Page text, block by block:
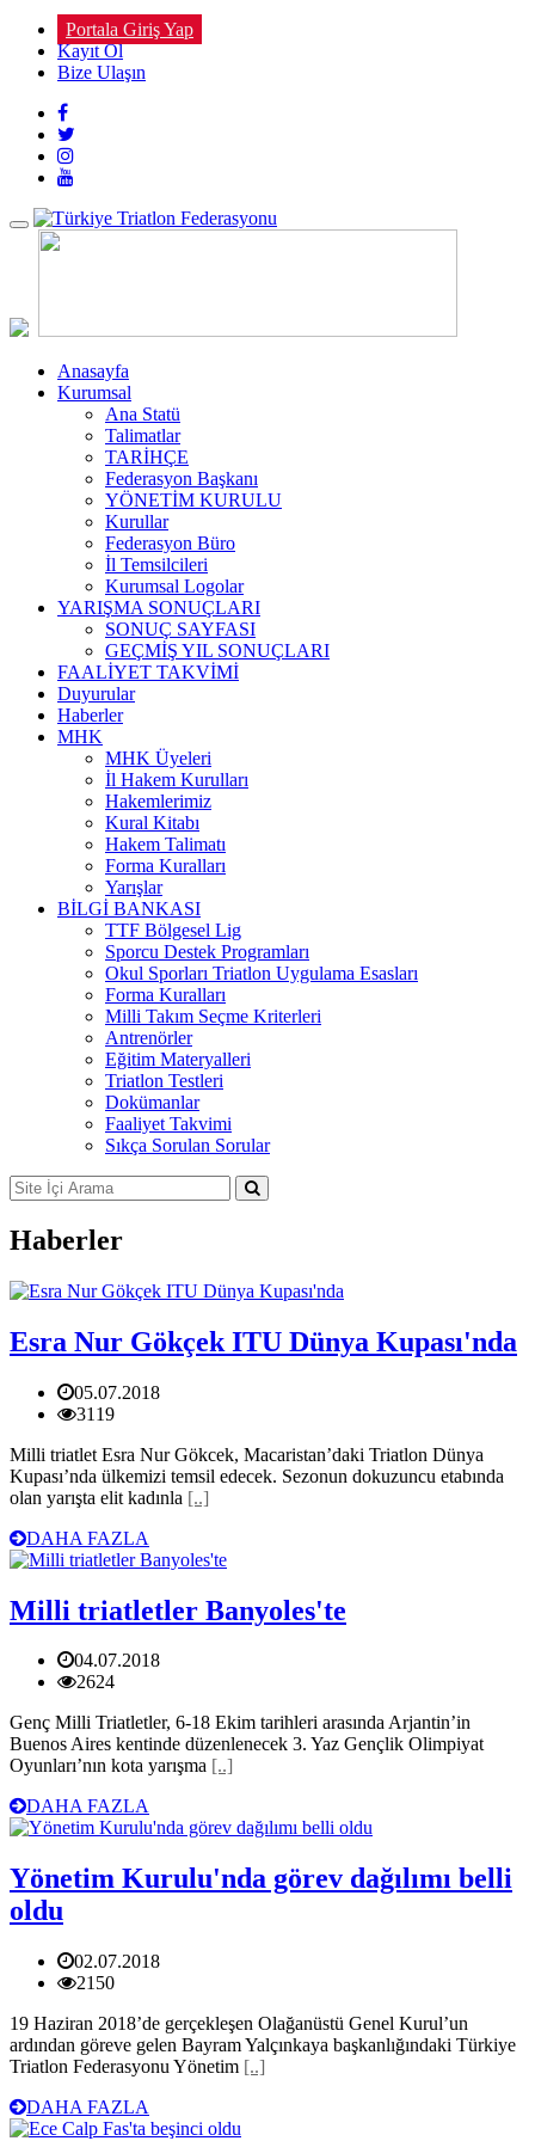
Portala Giriş Yap
Kayıt Ol
Bize Ulaşın
Toggle
navigation
Anasayfa
Kurumsal
Ana Statü
Talimatlar
TARİHÇE
Federasyon Başkanı
YÖNETİM KURULU
Kurullar
Federasyon Büro
İl Temsilcileri
Kurumsal Logolar
YARIŞMA SONUÇLARI
SONUÇ SAYFASI
GEÇMİŞ YIL SONUÇLARI
FAALİYET TAKVİMİ
Duyurular
Haberler
MHK
MHK Üyeleri
İl Hakem Kurulları
Hakemlerimiz
Kural Kitabı
Hakem Talimatı
Forma Kuralları
Yarışlar
BİLGİ BANKASI
TTF Bölgesel Lig
Sporcu Destek Programları
Okul Sporları Triatlon Uygulama Esasları
Forma Kuralları
Milli Takım Seçme Kriterleri
Antrenörler
Eğitim Materyalleri
Triatlon Testleri
Dokümanlar
Faaliyet Takvimi
Sıkça Sorulan Sorular
Haberler
Esra Nur Gökçek ITU Dünya Kupası'nda
05.07.2018
3119
Milli triatlet Esra Nur Gökcek, Macaristan’daki Triatlon Dünya
Kupası’nda ülkemizi temsil edecek. Sezonun dokuzuncu etabında
olan yarışta elit kadınla [..]
DAHA FAZLA
Milli triatletler Banyoles'te
04.07.2018
2624
Genç Milli Triatletler, 6-18 Ekim tarihleri arasında Arjantin’in
Buenos Aires kentinde düzenlenecek 3. Yaz Gençlik Olimpiyat
Oyunları’nın kota yarışma [..]
DAHA FAZLA
Yönetim Kurulu'nda görev dağılımı belli
oldu
02.07.2018
2150
19 Haziran 2018’de gerçekleşen Olağanüstü Genel Kurul’un
ardından göreve gelen Bayram Yalçınkaya başkanlığındaki Türkiye
Triatlon Federasyonu Yönetim [..]
DAHA FAZLA